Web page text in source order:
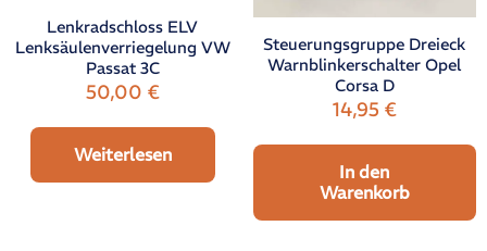
Lenkradschloss ELV
Lenksäulenverriegelung VW
Passat 3C
50,00 €
Weiterlesen
Steuerungsgruppe Dreieck
Warnblinkerschalter Opel
Corsa D
14,95 €
In den
Warenkorb